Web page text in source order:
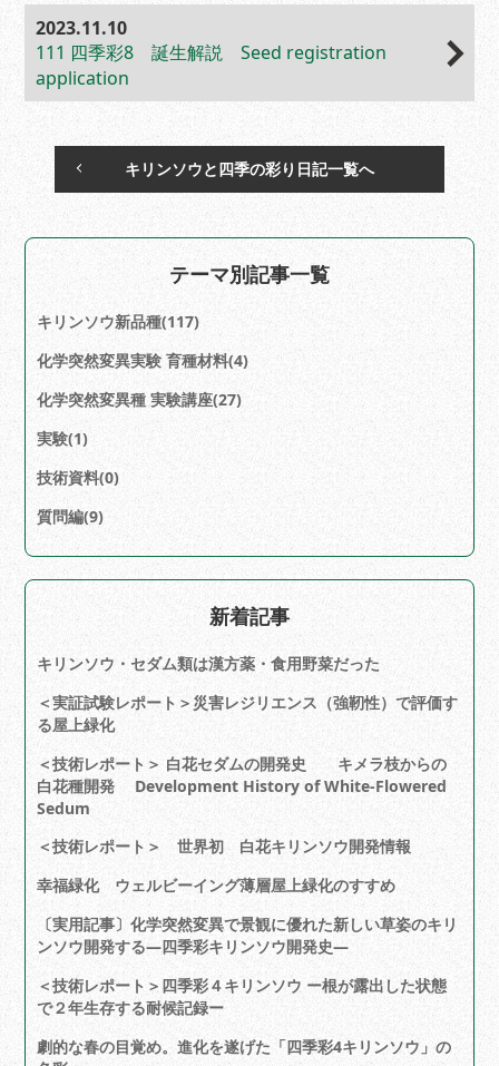
2023.11.10
111 四季彩8 誕生解説 Seed registration
application
キリンソウと四季の彩り日記一覧へ
テーマ別記事一覧
キリンソウ新品種(117)
化学突然変異実験 育種材料(4)
化学突然変異種 実験講座(27)
実験(1)
技術資料(0)
質問編(9)
新着記事
キリンソウ・セダム類は漢方薬・食用野菜だった
＜実証試験レポート＞災害レジリエンス（強靭性）で評価す
る屋上緑化
＜技術レポート＞ 白花セダムの開発史 キメラ枝からの
白花種開発 Development History of White-Flowered
Sedum
＜技術レポート＞ 世界初 白花キリンソウ開発情報
幸福緑化 ウェルビーイング薄層屋上緑化のすすめ
〔実用記事〕化学突然変異で景観に優れた新しい草姿のキリ
ンソウ開発する―四季彩キリンソウ開発史―
＜技術レポート＞四季彩４キリンソウ ー根が露出した状態
で２年生存する耐候記録ー
劇的な春の目覚め。進化を遂げた「四季彩4キリンソウ」の